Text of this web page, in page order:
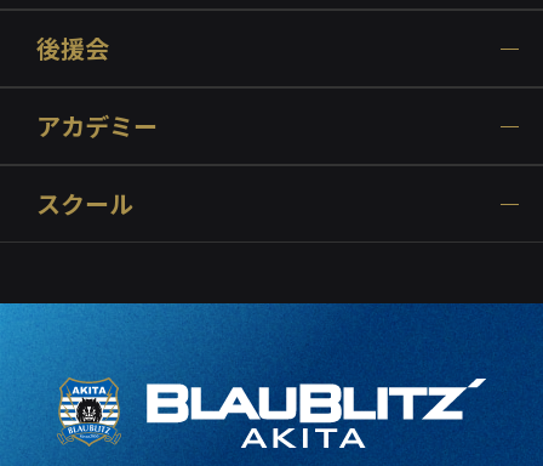
後援会
アカデミー
スクール